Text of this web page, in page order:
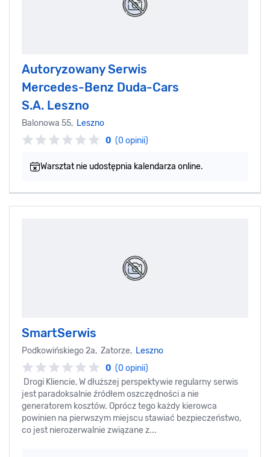
Autoryzowany Serwis
Mercedes-Benz Duda-Cars
S.A. Leszno
Balonowa 55, Leszno
0 (0 opinii)
Warsztat nie udostępnia kalendarza online.
SmartSerwis
Podkowińskiego 2a, Zatorze, Leszno
0 (0 opinii)
Drogi Kliencie, W dłuższej perspektywie regularny serwis
jest paradoksalnie źródłem oszczędności a nie
generatorem kosztów. Oprócz tego każdy kierowca
powinien na pierwszym miejscu stawiać bezpieczeństwo,
co jest nierozerwalnie związane z...